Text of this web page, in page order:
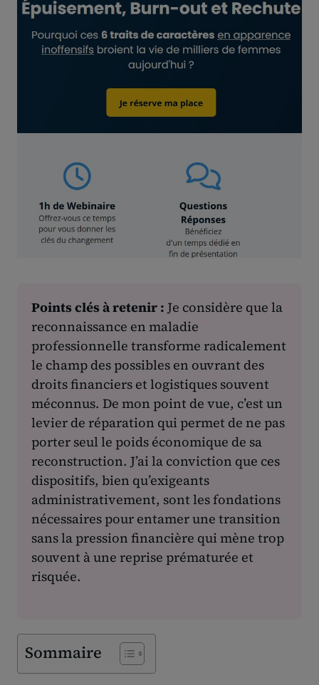
Points clés à retenir : Je considère que la
reconnaissance en maladie
professionnelle transforme radicalement
le champ des possibles en ouvrant des
droits financiers et logistiques souvent
méconnus. De mon point de vue, c’est un
levier de réparation qui permet de ne pas
porter seul le poids économique de sa
reconstruction. J’ai la conviction que ces
dispositifs, bien qu’exigeants
administrativement, sont les fondations
nécessaires pour entamer une transition
sans la pression financière qui mène trop
souvent à une reprise prématurée et
risquée.
Sommaire